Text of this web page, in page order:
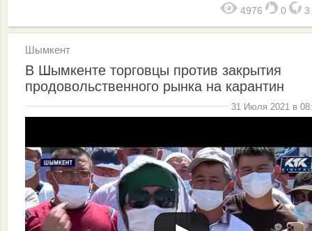
4976 0 3
Шымкент
В Шымкенте торговцы против закрытия
продовольственного рынка на карантин
31 Июля 2021 в